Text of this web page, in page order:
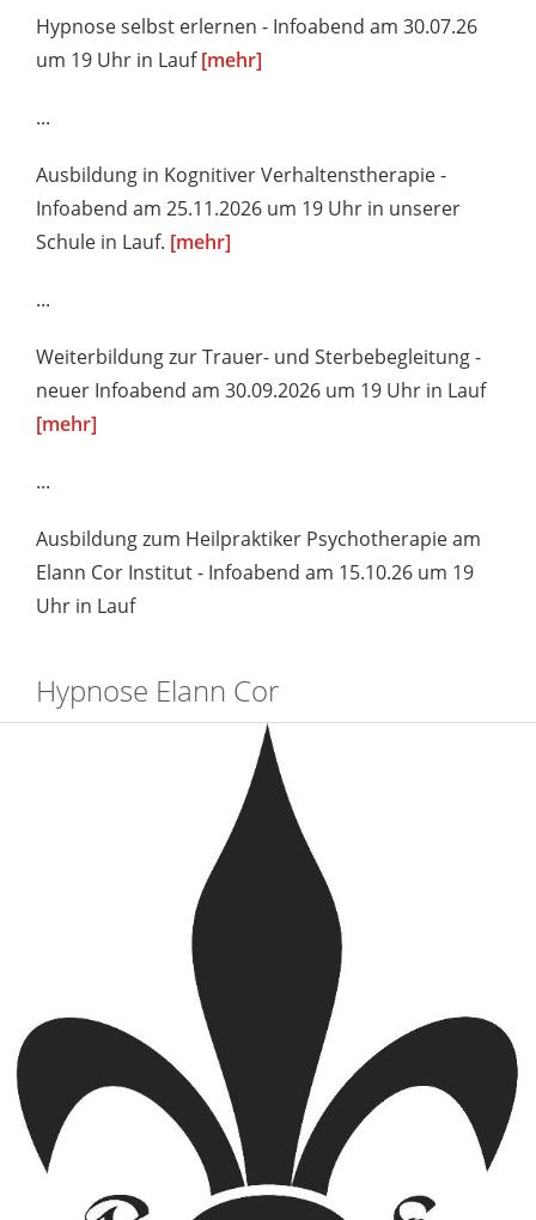
Hypnose selbst erlernen - Infoabend am 30.07.26
um 19 Uhr in Lauf[mehr]
...
Ausbildung in Kognitiver Verhaltenstherapie -
Infoabend am 25.11.2026 um 19 Uhr in unserer
Schule in Lauf. [mehr]
...
Weiterbildung zur Trauer- und Sterbebegleitung -
neuer Infoabend am 30.09.2026 um 19 Uhr in Lauf
[mehr]
...
Ausbildung zum Heilpraktiker Psychotherapie am
Elann Cor Institut - Infoabend am 15.10.26 um 19
Uhr in Lauf
Hypnose Elann Cor